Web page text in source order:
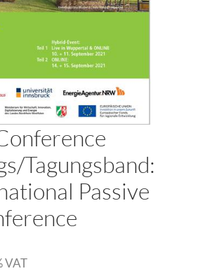
Tagungsband:
Passive
VAT